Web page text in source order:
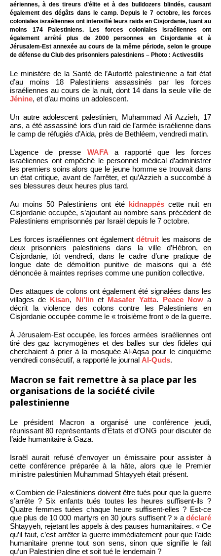
aériennes, à des tireurs d’élite et à des bulldozers blindés, causant
également des dégâts dans le camp. Depuis le 7 octobre, les forces
coloniales israéliennes ont intensifié leurs raids en Cisjordanie, tuant au
moins 174 Palestiniens. Les forces coloniales israéliennes ont
également arrêté plus de 2000 personnes en Cisjordanie et à
Jérusalem-Est annexée au cours de la même période, selon le groupe
de défense du Club des prisonniers palestiniens – Photo : Activestills
Le ministère de la Santé de l’Autorité palestinienne a fait état
d’au moins 18 Palestiniens assassinés par les forces
israéliennes au cours de la nuit, dont 14 dans la seule ville de
Jénine, et d’au moins un adolescent.
Un autre adolescent palestinien, Muhammad Ali Azzieh, 17
ans, a été assassiné lors d’un raid de l’armée israélienne dans
le camp de réfugiés d’Aida, près de Bethléem, vendredi matin.
L’agence de presse WAFA a rapporté que les forces
israéliennes ont empêché le personnel médical d’administrer
les premiers soins alors que le jeune homme se trouvait dans
un état critique, avant de l’arrêter, et qu’Azzieh a succombé à
ses blessures deux heures plus tard.
Au moins 50 Palestiniens ont été kidnappés cette nuit en
Cisjordanie occupée, s’ajoutant au nombre sans précédent de
Palestiniens emprisonnés par Israël depuis le 7 octobre.
Les forces israéliennes ont également détruit les maisons de
deux prisonniers palestiniens dans la ville d’Hébron, en
Cisjordanie, tôt vendredi, dans le cadre d’une pratique de
longue date de démolition punitive de maisons qui a été
dénoncée à maintes reprises comme une punition collective.
Des attaques de colons ont également été signalées dans les
villages de Kisan, Ni’linet Masafer Yatta. Peace Nowa
décrit la violence des colons contre les Palestiniens en
Cisjordanie occupée comme le « troisième front » de la guerre.
À Jérusalem-Est occupée, les forces armées israéliennes ont
tiré des gaz lacrymogènes et des balles sur des fidèles qui
cherchaient à prier à la mosquée Al-Aqsa pour le cinquième
vendredi consécutif, a rapporté le journal Al-Quds.
Macron se fait remettre à sa place par les
organisations de la société civile
palestinienne
Le président Macron a organisé une conférence jeudi,
réunissant 80 représentants d’États et d’ONG pour discuter de
l’aide humanitaire à Gaza.
Israël aurait refusé d’envoyer un émissaire pour assister à
cette conférence préparée à la hâte, alors que le Premier
ministre palestinien Muhammad Shtayyeh était présent.
« Combien de Palestiniens doivent être tués pour que la guerre
s’arrête ? Six enfants tués toutes les heures suffisent-ils ?
Quatre femmes tuées chaque heure suffisent-elles ? Est-ce
que plus de 10 000 martyrs en 30 jours suffisent ? » a déclaré
Shtayyeh, rejetant les appels à des pauses humanitaires. « Ce
qu’il faut, c’est arrêter la guerre immédiatement pour que l’aide
humanitaire prenne tout son sens, sinon que signifie le fait
qu’un Palestinien dîne et soit tué le lendemain ?